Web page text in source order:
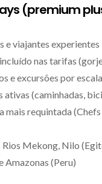
(premium
e viajantes experientes
nas tarifas
e excursões por escala
ativas (caminhadas,
mais requintada
Rios Mekong, Nilo
Amazonas (Peru)